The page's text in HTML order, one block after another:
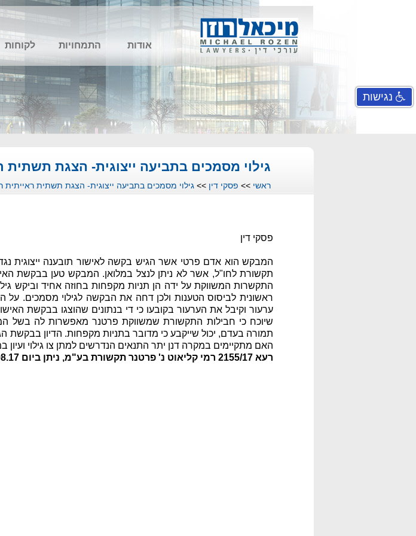
אודות התמחויות לקוחות
גילוי מסמכים בתביעה ייצוגית- הצגת תשתית
ראשי >> פסקי דין >> גילוי מסמכים בתביעה ייצוגית- הצגת תשתית ראייתית
פסקי דין
המבקש הוא אדם פרטי אשר הגיש בקשה לאישור תובענה ייצוגית
תקשורת לחו"ל, אשר לא ניתן לנצל במלואן. המבקש טען בבקשת
התקשרות המשווקת על ידה הן תניות מקפחות בחוזה אחיד וביקש
ראשונית לביסוס הטענות ולכן דחה את הבקשה לגילוי מסמכים.
ערעור וקיבל את הערעור בקובעו כי די בנתונים שהוצגו בבקשת
שיוכח כי חבילות התקשורת שמשווקת פרטנר מאפשרות לה בשל
תמורה בעדם, יכול שייקבע כי מדובר בתניות מקפחות. הדיון בבקשת
האם מתקיימים במקרה דנן יתר התנאים הנדרשים למתן צו גילוי ועיון
רעא 2155/17 רמי קליאוט נ' פרטנר תקשורת בע"מ, ניתן ביום 24.08.17;
נגישות